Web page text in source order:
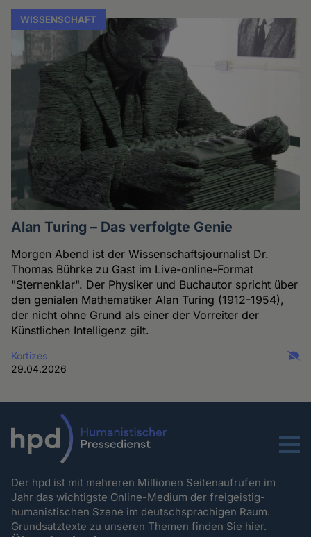
WISSENSCHAFT
Alan Turing – Das verfolgte Genie
Morgen Abend ist der Wissenschaftsjournalist Dr.
Thomas Bührke zu Gast im Live-online-Format
"Sternenklar". Der Physiker und Buchautor spricht über
den genialen Mathematiker Alan Turing (1912-1954),
der nicht ohne Grund als einer der Vorreiter der
Künstlichen Intelligenz gilt.
Kortizes
29.04.2026
Menu
Der hpd ist mit mehreren Millionen Seitenaufrufen im
Jahr das wichtigste Online-Medium der freigeistig-
humanistischen Szene im deutschsprachigen Raum.
Grundsatztexte zu unseren Themenfinden Sie hier.